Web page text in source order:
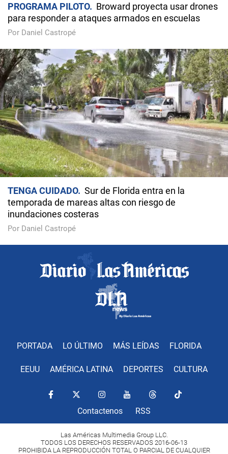
PROGRAMA PILOTO
Broward proyecta usar drones
para responder a ataques armados en escuelas
Por Daniel Castropé
TENGA CUIDADO
Sur de Florida entra en la
temporada de mareas altas con riesgo de
inundaciones costeras
Por Daniel Castropé
PORTADA LO ÚLTIMO MÁS LEÍDAS FLORIDA
EEUU AMÉRICA LATINA DEPORTES CULTURA
Contactenos RSS
Las Américas Multimedia Group LLC.
TODOS LOS DERECHOS RESERVADOS 2016-06-13
PROHIBIDA LA REPRODUCCIÓN TOTAL O PARCIAL DE CUALQUIER